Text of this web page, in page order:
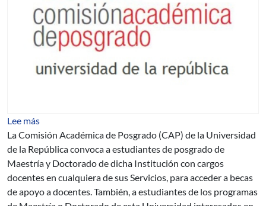
Lee mássobre Becas CAP 2016
La Comisión Académica de Posgrado (CAP) de la Universidad
de la República convoca a estudiantes de posgrado de
Maestría y Doctorado de dicha Institución con cargos
docentes en cualquiera de sus Servicios, para acceder a becas
de apoyo a docentes. También, a estudiantes de los programas